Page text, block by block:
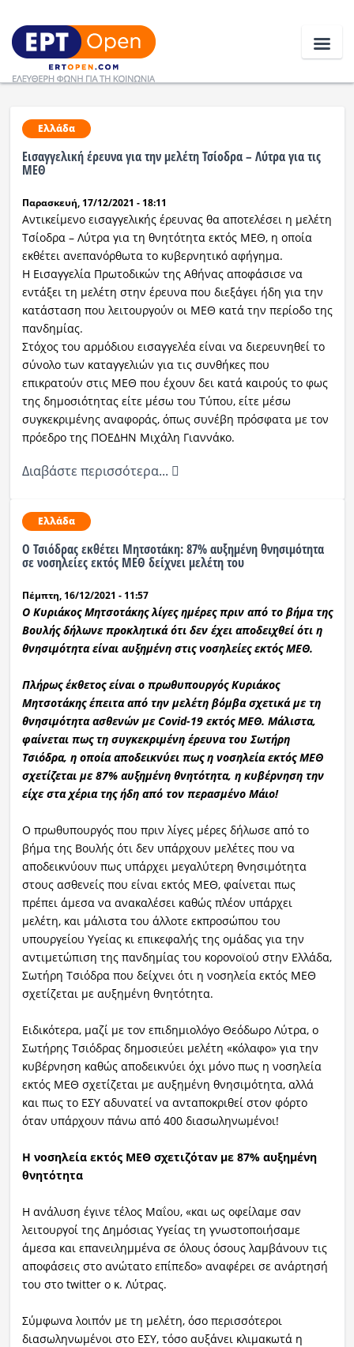
Ειδήσεις
Ελλάδα
Κοινωνία
Πολιτική
Οικονομία
Αθλητικά
Κόσμος
Ραδιόφωνο
Εκπομπές
Ελλάδα
Εισαγγελική έρευνα για την μελέτη Τσίοδρα – Λύτρα για τις
ΜΕΘ
Παρασκευή, 17/12/2021 - 18:11
Αντικείμενο εισαγγελικής έρευνας θα αποτελέσει η μελέτη
Τσίοδρα – Λύτρα για τη θνητότητα εκτός ΜΕΘ, η οποία
εκθέτει ανεπανόρθωτα το κυβερνητικό αφήγημα.
Η Εισαγγελία Πρωτοδικών της Αθήνας αποφάσισε να
εντάξει τη μελέτη στην έρευνα που διεξάγει ήδη για την
κατάσταση που λειτουργούν οι ΜΕΘ κατά την περίοδο της
πανδημίας.
Στόχος του αρμόδιου εισαγγελέα είναι να διερευνηθεί το
σύνολο των καταγγελιών για τις συνθήκες που
επικρατούν στις ΜΕΘ που έχουν δει κατά καιρούς το φως
της δημοσιότητας είτε μέσω του Τύπου, είτε μέσω
συγκεκριμένης αναφοράς, όπως συνέβη πρόσφατα με τον
πρόεδρο της ΠΟΕΔΗΝ Μιχάλη Γιαννάκο.
Διαβάστε περισσότερα...
Ελλάδα
O Τσιόδρας εκθέτει Μητσοτάκη: 87% αυξημένη θνησιμότητα
σε νοσηλείες εκτός ΜΕΘ δείχνει μελέτη του
Πέμπτη, 16/12/2021 - 11:57
Ο Κυριάκος Μητσοτάκης λίγες ημέρες πριν από το βήμα της
Βουλής δήλωνε προκλητικά ότι δεν έχει αποδειχθεί ότι η
θνησιμότητα είναι αυξημένη στις νοσηλείες εκτός ΜΕΘ.
Πλήρως έκθετος είναι ο πρωθυπουργός Κυριάκος
Μητσοτάκης έπειτα από την μελέτη βόμβα σχετικά με τη
θνησιμότητα ασθενών με Covid-19 εκτός ΜΕΘ. Μάλιστα,
φαίνεται πως τη συγκεκριμένη έρευνα του Σωτήρη
Τσιόδρα, η οποία αποδεικνύει πως η νοσηλεία εκτός ΜΕΘ
σχετίζεται με 87% αυξημένη θνητότητα, η κυβέρνηση την
είχε στα χέρια της ήδη από τον περασμένο Μάιο!
Ο πρωθυπουργός που πριν λίγες μέρες δήλωσε από το
βήμα της Βουλής ότι δεν υπάρχουν μελέτες που να
αποδεικνύουν πως υπάρχει μεγαλύτερη θνησιμότητα
στους ασθενείς που είναι εκτός ΜΕΘ, φαίνεται πως
πρέπει άμεσα να ανακαλέσει καθώς πλέον υπάρχει
μελέτη, και μάλιστα του άλλοτε εκπροσώπου του
υπουργείου Υγείας κι επικεφαλής της ομάδας για την
αντιμετώπιση της πανδημίας του κορονοϊού στην Ελλάδα,
Σωτήρη Τσιόδρα που δείχνει ότι η νοσηλεία εκτός ΜΕΘ
σχετίζεται με αυξημένη θνητότητα.
Ειδικότερα, μαζί με τον επιδημιολόγο Θεόδωρο Λύτρα, ο
Σωτήρης Τσιόδρας δημοσιεύει μελέτη «κόλαφο» για την
κυβέρνηση καθώς αποδεικνύει όχι μόνο πως η νοσηλεία
εκτός ΜΕΘ σχετίζεται με αυξημένη θνησιμότητα, αλλά
και πως το ΕΣΥ αδυνατεί να ανταποκριθεί στον φόρτο
όταν υπάρχουν πάνω από 400 διασωληνωμένοι!
Η νοσηλεία εκτός ΜΕΘ σχετιζόταν με 87% αυξημένη
θνητότητα
Η ανάλυση έγινε τέλος Μαΐου, «και ως οφείλαμε σαν
λειτουργοί της Δημόσιας Υγείας τη γνωστοποιήσαμε
άμεσα και επανειλημμένα σε όλους όσους λαμβάνουν τις
αποφάσεις στο ανώτατο επίπεδο» αναφέρει σε ανάρτησή
του στο twitter ο κ. Λύτρας.
Σύμφωνα λοιπόν με τη μελέτη, όσο περισσότεροι
διασωληνωμένοι στο ΕΣΥ, τόσο αυξάνει κλιμακωτά η